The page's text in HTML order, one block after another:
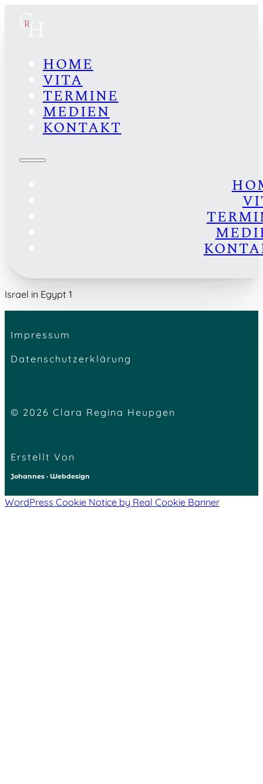
HOME
VITA
TERMINE
MEDIEN
KONTAKT
Israel in Egypt 1
Impressum
Datenschutzerklärung
© 2026 Clara Regina Heupgen
Erstellt Von
Johannes · Webdesign
WordPress Cookie Notice by Real Cookie Banner